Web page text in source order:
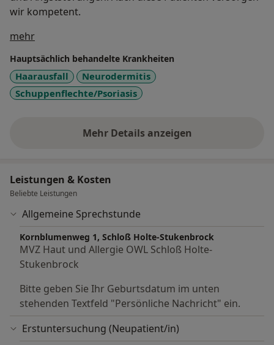
wir kompetent.
mehrÜber mich
Hauptsächlich behandelte Krankheiten
Haarausfall
Neurodermitis
Schuppenflechte/Psoriasis
Mehr Details anzeigen
über Erfahrungen
Leistungen & Kosten
Beliebte Leistungen
Allgemeine Sprechstunde
Kornblumenweg 1, Schloß Holte-Stukenbrock
MVZ Haut und Allergie OWL Schloß Holte-
Stukenbrock
Bitte geben Sie Ihr Geburtsdatum im unten
stehenden Textfeld "Persönliche Nachricht" ein.
Erstuntersuchung (Neupatient/in)